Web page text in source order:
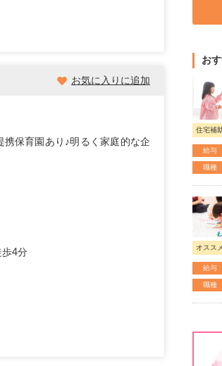
お気に入りに追加
保育園あり♪明るく家庭的な企
歩4分
お
住宅補
給与
職種
オススメ
給与
職種